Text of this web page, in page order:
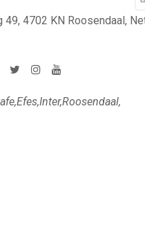
49, 4702 KN Roosendaal,